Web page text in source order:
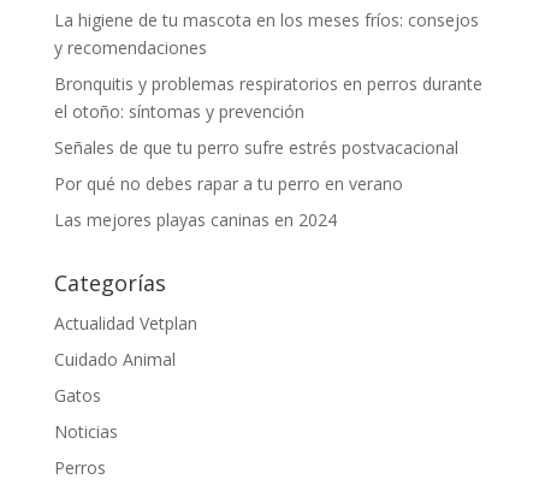
La higiene de tu mascota en los meses fríos: consejos
y recomendaciones
Bronquitis y problemas respiratorios en perros durante
el otoño: síntomas y prevención
Señales de que tu perro sufre estrés postvacacional
Por qué no debes rapar a tu perro en verano
Las mejores playas caninas en 2024
Categorías
Actualidad Vetplan
Cuidado Animal
Gatos
Noticias
Perros